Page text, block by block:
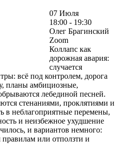
07 Июля
18:00 - 19:30
Олег Брагинский
Zoom
Коллапс как
дорожная авария:
случается
всё под контролем, дорога
планы амбициозные,
лебединой песней.
стенаниями, проклятиями и
в неблагоприятные перемены,
и неизбежное ухудшение
и вариантов немного:
или отползти и